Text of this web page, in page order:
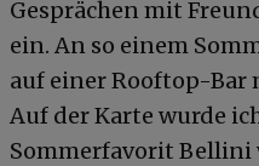
Gesprächen mit
ein. An so einem
auf einer Rooftop-
Auf der Karte wurde
Sommerfavorit Bellini